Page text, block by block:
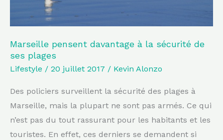
Marseille pensent davantage à la sécurité de
ses plages
Lifestyle / 20 juillet 2017 / Kevin Alonzo
Des policiers surveillent la sécurité des plages à
Marseille, mais la plupart ne sont pas armés. Ce qui
n’est pas du tout rassurant pour les habitants et les
touristes. En effet, ces derniers se demandent si